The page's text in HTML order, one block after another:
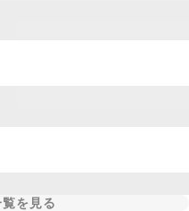
を見る